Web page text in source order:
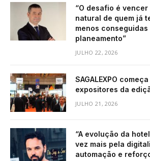
“O desafio é
natural de quem já
menos
planeamento”
JULHO 22, 2026
SAGALEXPO
expositores da
JULHO 21, 2026
“A evolução da
vez mais pela
automação e